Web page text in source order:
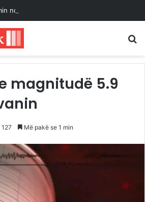
magnitudë 5.9
127 Më pakë se 1 min